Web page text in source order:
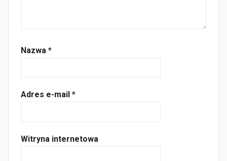
Nazwa *
Adres e-mail *
Witryna internetowa